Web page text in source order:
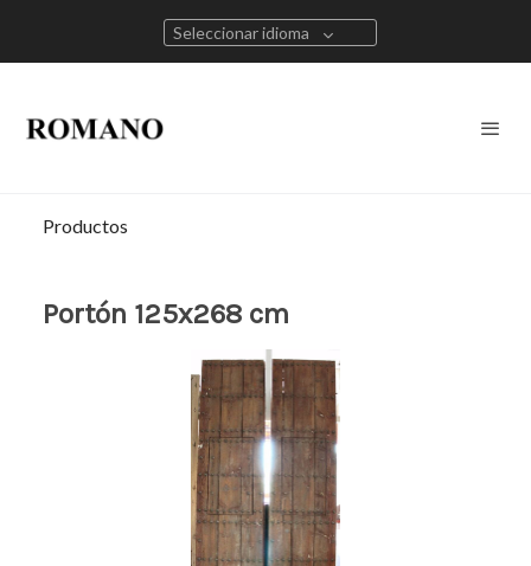
Seleccionar idioma
Productos
Portón 125x268 cm